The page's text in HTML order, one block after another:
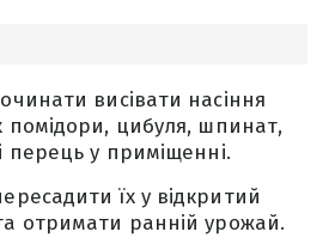
висівати насіння
помідори, цибуля, шпинат,
перець у приміщенні.
їх у відкритий
отримати ранній урожай.